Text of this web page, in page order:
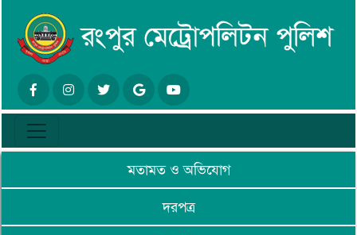
মতামত ও অভিযোগ
দরপত্র